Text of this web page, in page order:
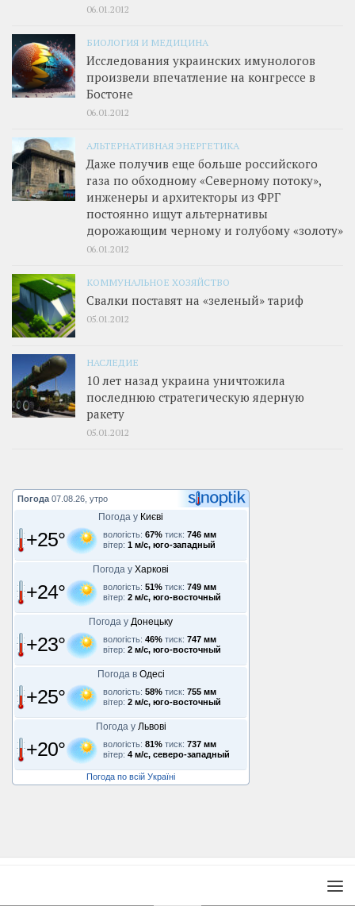
06.01.2012
БИОЛОГИЯ И МЕДИЦИНА
Исследования украинских имунологов
произвели впечатление на конгрессе в
Бостоне
06.01.2012
АЛЬТЕРНАТИВНАЯ ЭНЕРГЕТИКА
Даже получив еще больше российского
газа по обходному «Северному потоку»,
инженеры и архитекторы из ФРГ
постоянно ищут альтернативы
дорожающим черному и голубому «золоту»
06.01.2012
КОММУНАЛЬНОЕ ХОЗЯЙСТВО
Свалки поставят на «зеленый» тариф
05.01.2012
НАСЛЕДИЕ
10 лет назад украина уничтожила
последнюю стратегическую ядерную
ракету
05.01.2012
Погода 07.08.26, утро
Погода у Києві
+25° вологість: 67% тиск: 746 мм
вітер: 1 м/с, юго-западный
Погода у Харкові
+24° вологість: 51% тиск: 749 мм
вітер: 2 м/с, юго-восточный
Погода у Донецьку
+23° вологість: 46% тиск: 747 мм
вітер: 2 м/с, юго-восточный
Погода в Одесі
+25° вологість: 58% тиск: 755 мм
вітер: 2 м/с, юго-восточный
Погода у Львові
+20° вологість: 81% тиск: 737 мм
вітер: 4 м/с, северо-западный
Погода по всій Україні